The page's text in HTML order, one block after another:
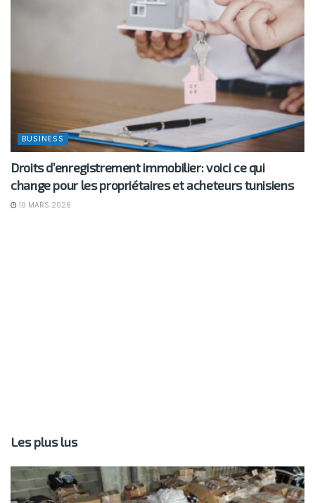
BUSINESS
Droits d’enregistrement immobilier: voici ce qui
change pour les propriétaires et acheteurs tunisiens
19 MARS 2026
Les plus lus